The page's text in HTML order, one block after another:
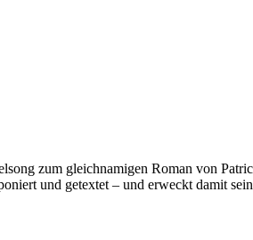
zum gleichnamigen Roman von
und getextet – und erweckt damit